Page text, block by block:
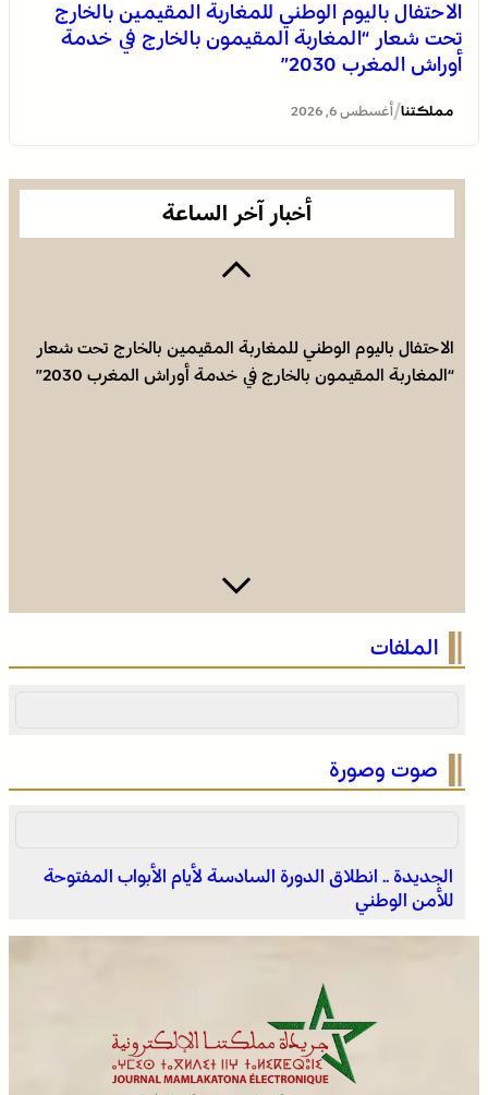
الاحتفال باليوم الوطني للمغاربة المقيمين بالخارج
تحت شعار “المغاربة المقيمون بالخارج في خدمة
أوراش المغرب 2030”
مملكتنا/ أغسطس 6, 2026
أخبار آخر الساعة
القوات المسلحة الملكية .. جاهزية عملياتية وتدخلات جوية
الاحتفال باليوم الوطني للمغاربة المقيمين بالخارج تحت شعار
“المغاربة المقيمون بالخارج في خدمة أوراش المغرب 2030”
الاحتفال باليوم الوطني للمغاربة المقيمين بالخارج تحت شعار
“المغاربة المقيمون بالخارج في خدمة أوراش المغرب 2030”
موجة حر وزخات رعدية مع تساقط البرد وهبات رياح من
الملفات
صوت وصورة
الجديدة .. انطلاق الدورة السادسة لأيام الأبواب المفتوحة
للأمن الوطني